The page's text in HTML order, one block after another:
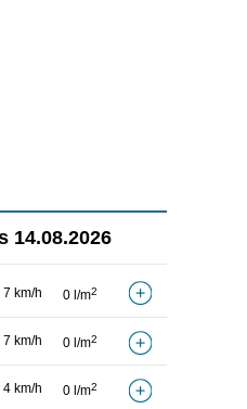
14.08.2026
7 km/h 0 l/m2
7 km/h 0 l/m2
4 km/h 0 l/m2